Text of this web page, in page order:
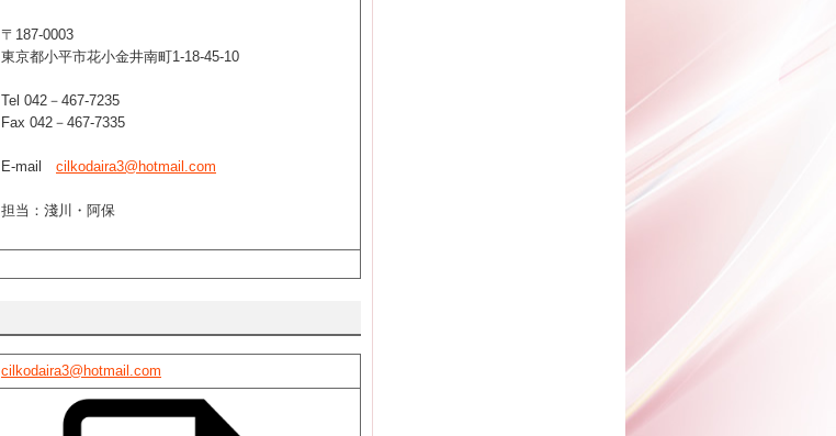
〒187-0003
東京都小平市花小金井南町1-18-45-10
Tel 042－467-7235
Fax 042－467-7335
E‐mail cilkodaira3@hotmail.com
担当：淺川・阿保
cilkodaira3@hotmail.com